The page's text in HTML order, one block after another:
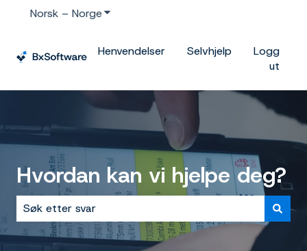
Norsk – NorgeVis undermeny for oversettelser
Henvendelser Selvhjelp
Logg
ut
Hvordan kan vi hjelpe deg?
Det finnes ingen forslag fordi søkefeltet er tomt.